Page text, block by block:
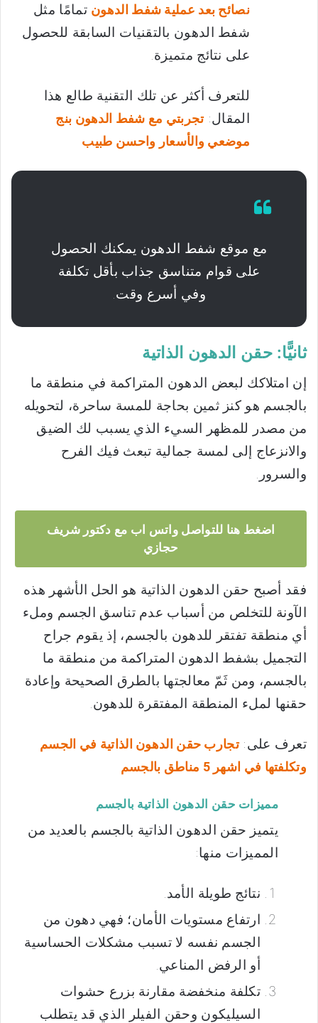
نصائح بعد عملية شفط الدهون تمامًا مثل
شفط الدهون بالتقنيات السابقة للحصول
على نتائج متميزة.
للتعرف أكثر عن تلك التقنية طالع هذا
المقال:تجربتي مع شفط الدهون بنج
موضعي والأسعار واحسن طبيب
مع موقع شفط الدهون يمكنك الحصول
على قوام متناسق جذاب بأقل تكلفة
وفي أسرع وقت.
ثانيًّا: حقن الدهون الذاتية
إن امتلاكك لبعض الدهون المتراكمة في منطقة ما
بالجسم هو كنز ثمين بحاجة للمسة ساحرة، لتحويله
من مصدر للمظهر السيء الذي يسبب لك الضيق
والانزعاج إلى لمسة جمالية تبعث فيك الفرح
والسرور.
اضغط هنا للتواصل واتس اب مع دكتور شريف
حجازي
فقد أصبح حقن الدهون الذاتية هو الحل الأشهر هذه
الآونة للتخلص من أسباب عدم تناسق الجسم وملء
أي منطقة تفتقر للدهون بالجسم، إذ يقوم جراح
التجميل بشفط الدهون المتراكمة من منطقة ما
بالجسم، ومن ثَمّ معالجتها بالطرق الصحيحة وإعادة
حقنها لملء المنطقة المفتقرة للدهون.
تعرف على:تجارب حقن الدهون الذاتية في الجسم
وتكلفتها في اشهر 5 مناطق بالجسم
مميزات حقن الدهون الذاتية بالجسم
يتميز حقن الدهون الذاتية بالجسم بالعديد من
المميزات منها:
نتائج طويلة الأمد.
ارتفاع مستويات الأمان؛ فهي دهون من
الجسم نفسه لا تسبب مشكلات الحساسية
أو الرفض المناعي.
تكلفة منخفضة مقارنة بزرع حشوات
السيليكون وحقن الفيلر الذي قد يتطلب